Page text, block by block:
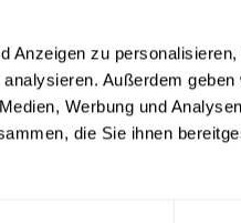
Anzeigen zu
Außerdem
Werbung und
die Sie ihnen
Wahl für
längerem Sitzen